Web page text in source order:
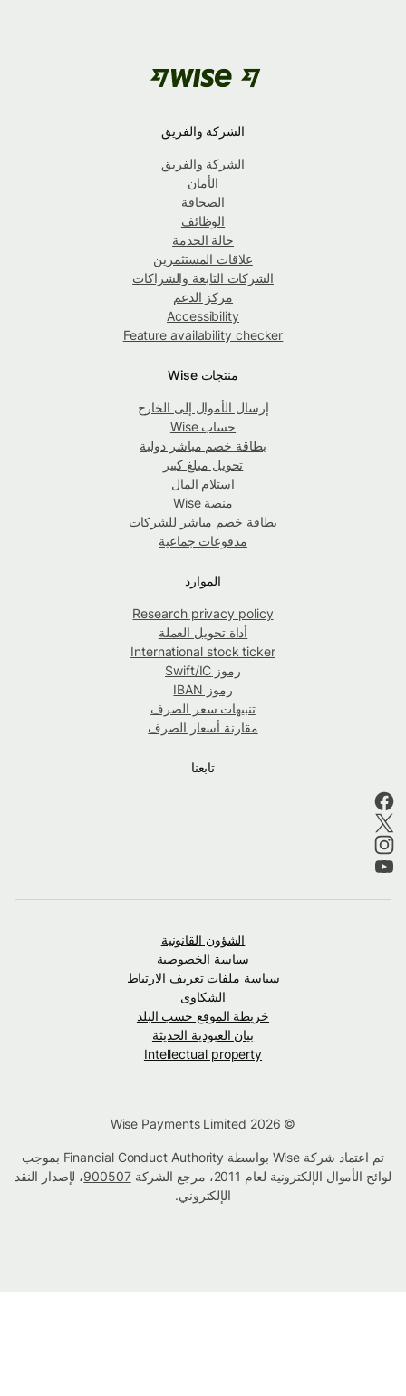
الشركة والفريق
الشركة والفريق
الأمان
الصحافة
الوظائف
حالة الخدمة
علاقات المستثمرين
الشركات التابعة والشراكات
مركز الدعم
Accessibility
Feature availability checker
منتجات Wise
إرسال الأموال إلى الخارج
حساب Wise
بطاقة خصم مباشر دولية
تحويل مبلغ كبير
استلام المال
منصة Wise
بطاقة خصم مباشر للشركات
مدفوعات جماعية
الموارد
Research privacy policy
أداة تحويل العملة
International stock ticker
رموز Swift/IC
رموز IBAN
تنبيهات سعر الصرف
مقارنة أسعار الصرف
تابعنا
الشؤون القانونية
سياسة الخصوصية
سياسة ملفات تعريف الارتباط
الشكاوى
خريطة الموقع حسب البلد
بيان العبودية الحديثة
Intellectual property
تم اعتماد شركة Wise بواسطة Financial Conduct Authority بموجب
لوائح الأموال الإلكترونية لعام 2011، مرجع الشركة
900507، لإصدار النقد
الإلكتروني.